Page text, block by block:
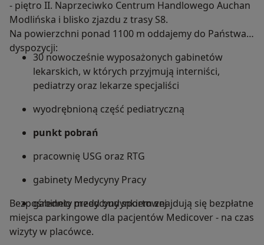
- piętro II. Naprzeciwko Centrum Handlowego Auchan
Modlińska i blisko zjazdu z trasy S8.
Na powierzchni ponad 1100 m oddajemy do Państwa
dyspozycji:
30 nowocześnie wyposażonych gabinetów
lekarskich, w których przyjmują interniści,
pediatrzy oraz lekarze specjaliści
wyodrębnioną część pediatryczną
punkt pobrań
pracownię USG oraz RTG
gabinety Medycyny Pracy
gabinety medycyny sportowej
Bezpośrednio przed budynkiem znajdują się bezpłatne
miejsca parkingowe dla pacjentów Medicover - na czas
wizyty w placówce.